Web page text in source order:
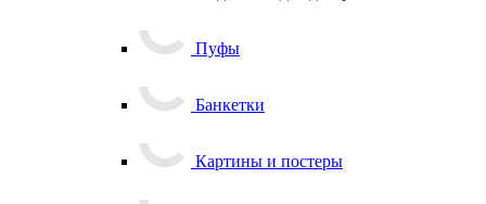
Пуфы
Банкетки
Картины и постеры